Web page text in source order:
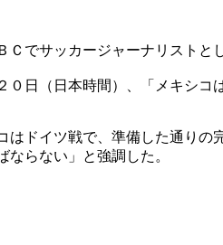
Ｃでサッカージャーナリストと
０日（日本時間）、「メキシコ
はドイツ戦で、準備した通りの
ならない」と強調した。